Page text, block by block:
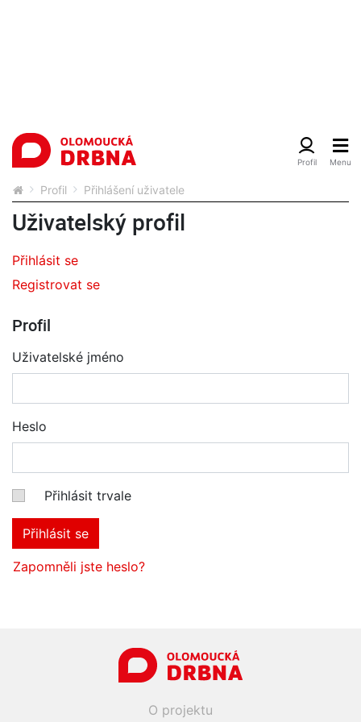
Profil Přihlášení uživatele
Uživatelský profil
Přihlásit se
Registrovat se
Profil
Uživatelské jméno
Heslo
Přihlásit trvale
Přihlásit se
Zapomněli jste heslo?
O projektu